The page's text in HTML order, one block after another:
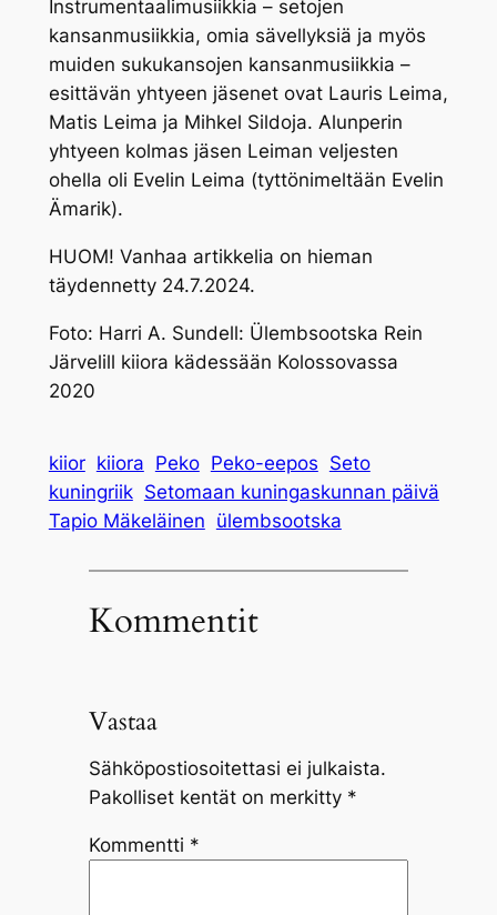
Instrumentaalimusiikkia – setojen
kansanmusiikkia, omia sävellyksiä ja myös
muiden sukukansojen kansanmusiikkia –
esittävän yhtyeen jäsenet ovat Lauris Leima,
Matis Leima ja Mihkel Sildoja. Alunperin
yhtyeen kolmas jäsen Leiman veljesten
ohella oli Evelin Leima (tyttönimeltään Evelin
Ämarik).
HUOM! Vanhaa artikkelia on hieman
täydennetty 24.7.2024.
Foto: Harri A. Sundell: Ülembsootska Rein
Järvelill kiiora kädessään Kolossovassa
2020
kiior kiiora Peko Peko-eepos Seto
kuningriik Setomaan kuningaskunnan päivä
Tapio Mäkeläinen ülembsootska
Kommentit
Vastaa
Sähköpostiosoitettasi ei julkaista.
Pakolliset kentät on merkitty *
Kommentti *